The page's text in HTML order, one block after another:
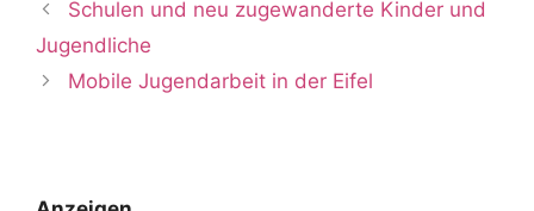
Schulen und neu zugewanderte Kinder und
Jugendliche
Mobile Jugendarbeit in der Eifel